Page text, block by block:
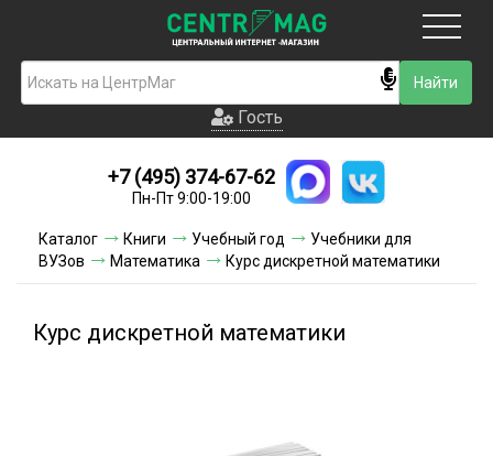
Гость
Новинки
Условия доставки
Контакты
Гость
+7 (495) 374-67-62
Пн-Пт 9:00-19:00
Каталог Книги Учебный год
Учебники для
ВУЗов
Математика Курс дискретной математики
Курс дискретной математики